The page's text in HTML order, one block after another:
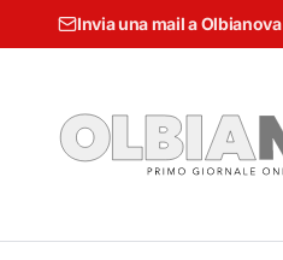
Invia una mail a Olbianova